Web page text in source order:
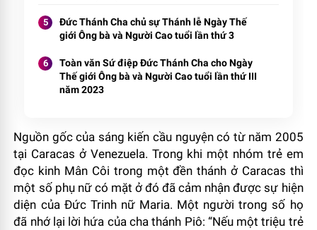
Đức Thánh Cha chủ sự Thánh lễ Ngày Thế
giới Ông bà và Người Cao tuổi lần thứ 3
Toàn văn Sứ điệp Đức Thánh Cha cho Ngày
Thế giới Ông bà và Người Cao tuổi lần thứ III
năm 2023
Nguồn gốc của sáng kiến cầu nguyện có từ năm 2005
tại Caracas ở Venezuela. Trong khi một nhóm trẻ em
đọc kinh Mân Côi trong một đền thánh ở Caracas thì
một số phụ nữ có mặt ở đó đã cảm nhận được sự hiện
diện của Đức Trinh nữ Maria. Một người trong số họ
đã nhớ lại lời hứa của cha thánh Piô: “Nếu một triệu trẻ